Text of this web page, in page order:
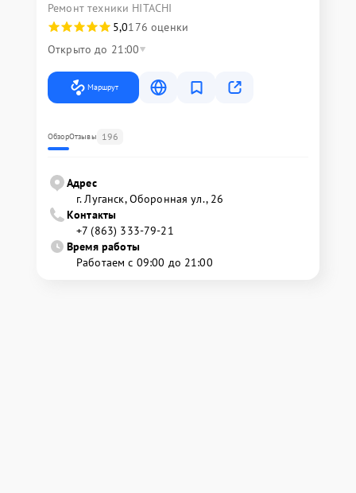
Ремонт техники HITACHI
5,0176 оценки
Открыто до 21:00
Маршрут
ОбзорОтзывы 196
Адрес
г. Луганск, Оборонная ул., 26
Контакты
+7 (863) 333-79-21
Время работы
Работаем с 09:00 до 21:00